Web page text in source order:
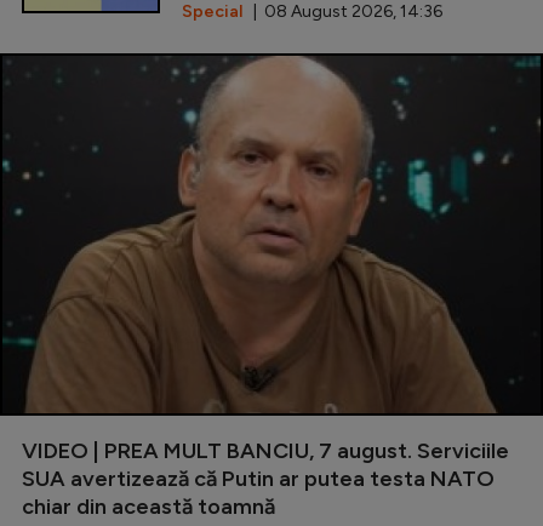
Special | 08 August 2026, 14:36
VIDEO | PREA MULT BANCIU, 7 august. Serviciile
SUA avertizează că Putin ar putea testa NATO
chiar din această toamnă